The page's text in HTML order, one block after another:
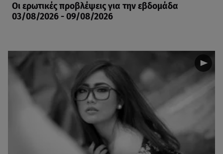
Οι ερωτικές προβλέψεις για την εβδομάδα
03/08/2026 - 09/08/2026